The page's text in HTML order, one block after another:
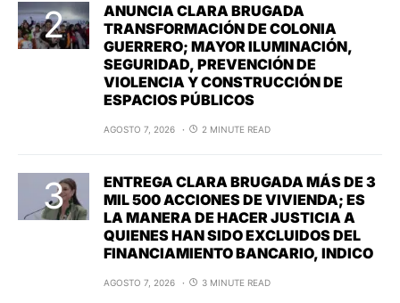
ANUNCIA CLARA BRUGADA
TRANSFORMACIÓN DE COLONIA
GUERRERO; MAYOR ILUMINACIÓN,
SEGURIDAD, PREVENCIÓN DE
VIOLENCIA Y CONSTRUCCIÓN DE
ESPACIOS PÚBLICOS
AGOSTO 7, 2026 2 MINUTE READ
ENTREGA CLARA BRUGADA MÁS DE 3
MIL 500 ACCIONES DE VIVIENDA; ES
LA MANERA DE HACER JUSTICIA A
QUIENES HAN SIDO EXCLUIDOS DEL
FINANCIAMIENTO BANCARIO, INDICO
AGOSTO 7, 2026 3 MINUTE READ